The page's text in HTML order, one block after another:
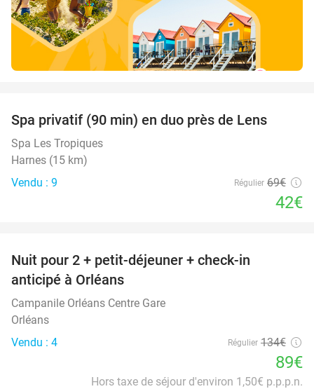
Spa privatif (90 min) en duo près de Lens
Spa Les Tropiques
Harnes (15 km)
Vendu : 9
Régulier 69€
42€
Nuit pour 2 + petit-déjeuner + check-in
anticipé à Orléans
Campanile Orléans Centre Gare
Orléans
Vendu : 4
Régulier 134€
89€
Hors taxe de séjour d'environ 1,50€ p.p.p.n.